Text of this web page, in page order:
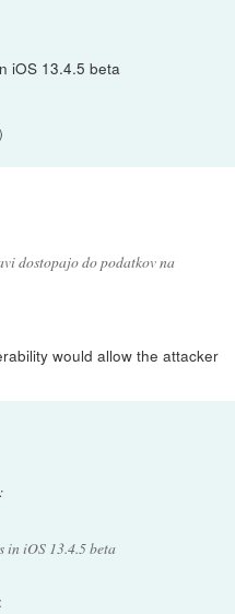
iOS 13.4.5 beta
)
dostopajo do podatkov na
would allow the attacker
:
iOS 13.4.5 beta